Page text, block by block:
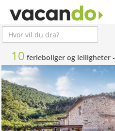
10 ferieboliger og leiligheter -